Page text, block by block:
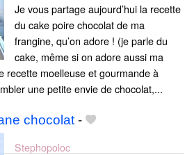
Je vous partage aujourd’hui la recette
du cake poire chocolat de ma
frangine, qu’on adore ! (je parle du
cake, même si on adore aussi ma
recette moelleuse et gourmande à
une petite envie de chocolat,...
chocolat -
Stephopoloc